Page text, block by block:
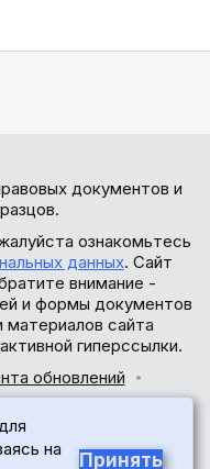
документов и
ознакомьтесь
данных. Сайт
внимание -
и формы документов
сайта
гиперссылки.
обновлений
на
Принять